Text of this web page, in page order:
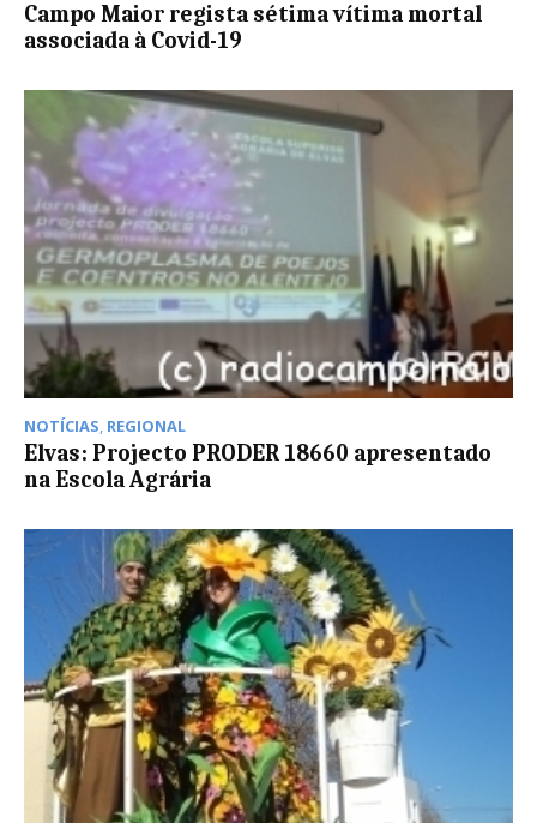
Campo Maior regista sétima vítima mortal
associada à Covid-19
NOTÍCIAS, REGIONAL
Elvas: Projecto PRODER 18660 apresentado
na Escola Agrária